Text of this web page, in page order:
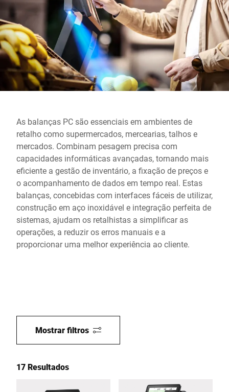
Site global
As balanças PC são essenciais em ambientes de
retalho como supermercados, mercearias, talhos e
mercados. Combinam pesagem precisa com
capacidades informáticas avançadas, tornando mais
eficiente a gestão de inventário, a fixação de preços e
o acompanhamento de dados em tempo real. Estas
balanças, concebidas com interfaces fáceis de utilizar,
construção em aço inoxidável e integração perfeita de
sistemas, ajudam os retalhistas a simplificar as
operações, a reduzir os erros manuais e a
proporcionar uma melhor experiência ao cliente.
Mostrar filtros
17 Resultados